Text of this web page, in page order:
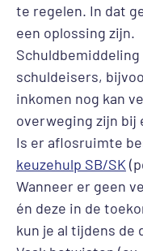
te regelen. In dat
een oplossing zijn.
schuldeisers,
inkomen nog kan
overweging zijn
Is er aflosruimte
keuzehulp SB/SK
Wanneer er geen
én deze in de
kun je al tijdens de